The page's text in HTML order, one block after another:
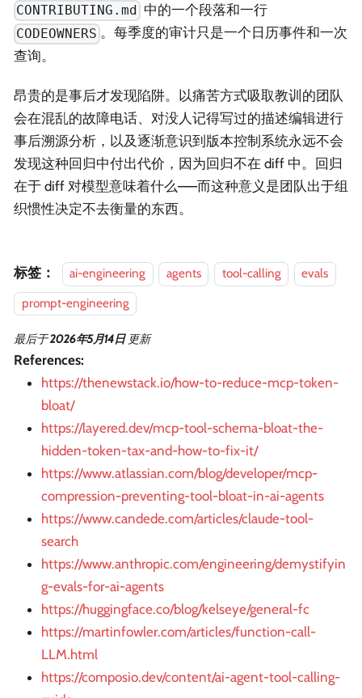
CONTRIBUTING.md 中的一个段落和一行
CODEOWNERS 。每季度的审计只是一个日历事件和一次
查询。
昂贵的是事后才发现陷阱。以痛苦方式吸取教训的团队
会在混乱的故障电话、对没人记得写过的描述编辑进行
事后溯源分析，以及逐渐意识到版本控制系统永远不会
发现这种回归中付出代价，因为回归不在 diff 中。回归
在于 diff 对模型意味着什么——而这种意义是团队出于组
织惯性决定不去衡量的东西。
标签： ai-engineering agents tool-calling
evals
prompt-engineering
最后于2026年5月14日 更新
References:
https://thenewstack.io/how-to-reduce-mcp-token-
bloat/
https://layered.dev/mcp-tool-schema-bloat-the-
hidden-token-tax-and-how-to-fix-it/
https://www.atlassian.com/blog/developer/mcp-
compression-preventing-tool-bloat-in-ai-agents
https://www.candede.com/articles/claude-tool-
search
https://www.anthropic.com/engineering/demystifyin
g-evals-for-ai-agents
https://huggingface.co/blog/kelseye/general-fc
https://martinfowler.com/articles/function-call-
LLM.html
https://composio.dev/content/ai-agent-tool-calling-